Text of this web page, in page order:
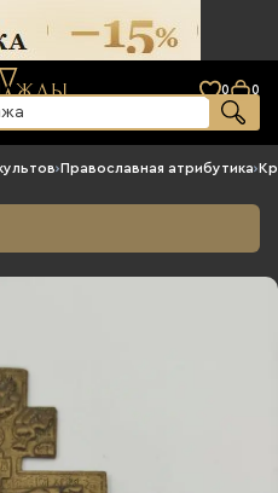
0 0
›Православная атрибутика›